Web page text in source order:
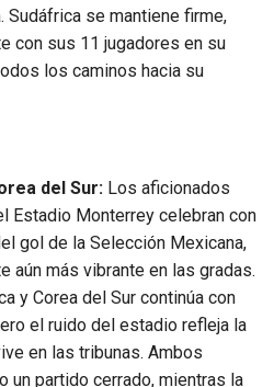
Sudáfrica se mantiene firme,
con sus 11 jugadores en su
los caminos hacia su
del Sur: Los aficionados
Estadio Monterrey celebran con
gol de la Selección Mexicana,
aún más vibrante en las gradas.
y Corea del Sur continúa con
el ruido del estadio refleja la
en las tribunas. Ambos
un partido cerrado, mientras la